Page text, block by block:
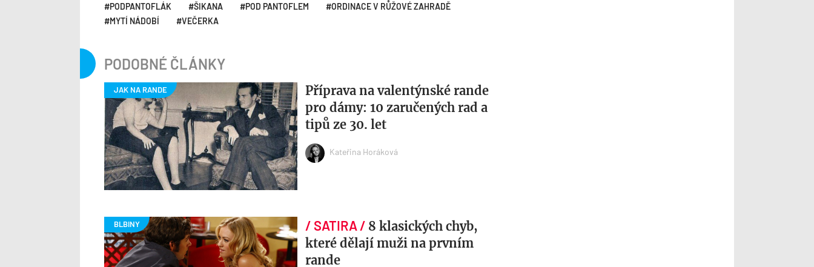
PODPANTOFLÁK ŠIKANA POD PANTOFLEM
ORDINACE V RŮŽOVÉ ZAHRADĚ
MYTÍ NÁDOBÍ
VEČERKA
PODOBNÉ ČLÁNKY
Příprava na valentýnské rande
pro dámy: 10 zaručených rad a
tipů ze 30. let
Kateřina Horáková
8 klasických chyb,
které dělají muži na prvním
rande